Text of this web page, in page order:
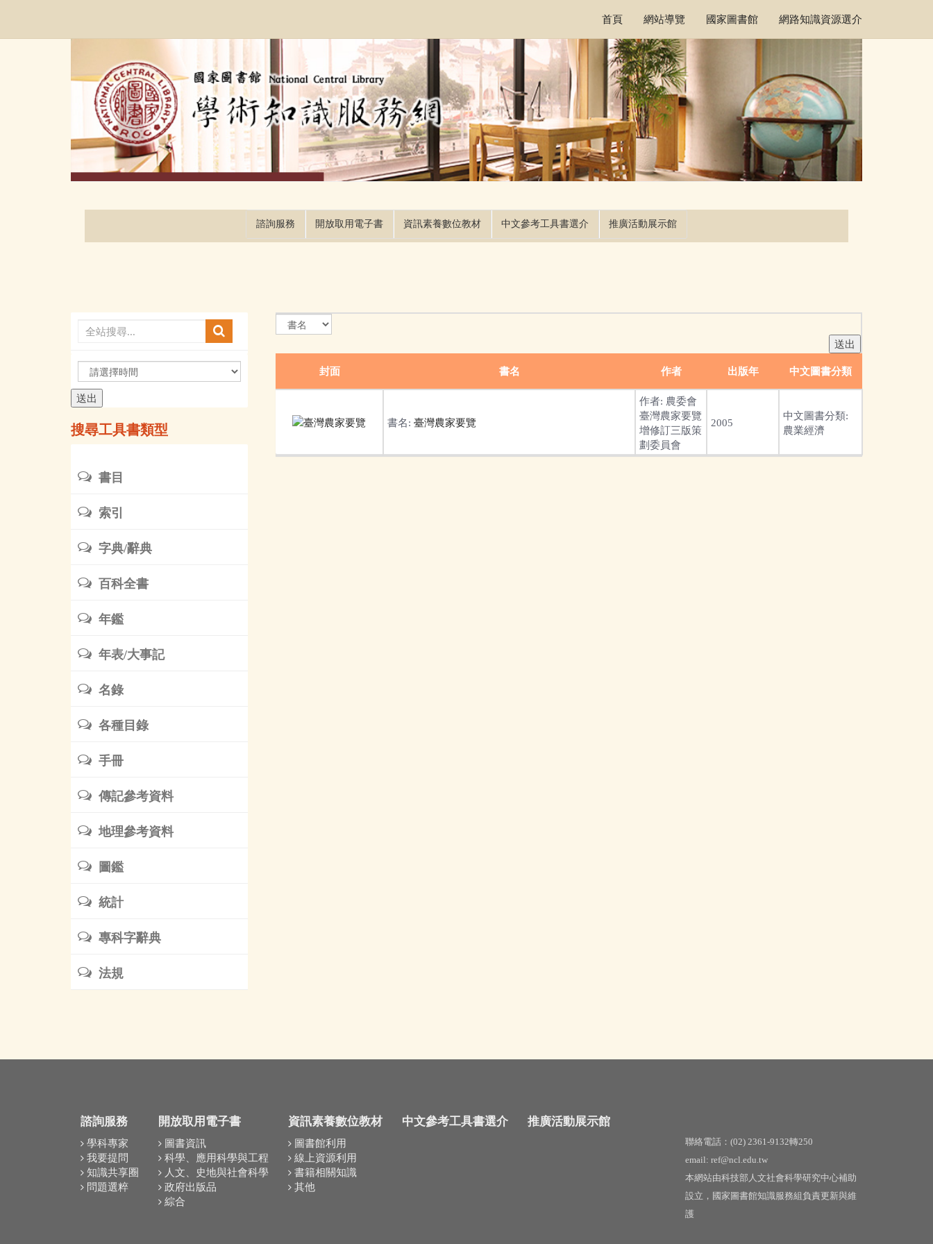
首頁
網站導覽 國家圖書館 網路知識資源選介
諮詢服務 開放取用電子書 資訊素養數位教材 中文參考工具書選介 推廣活動展示館
選
擇
時
間
搜尋工具書類型
書目
索引
字典/辭典
百科全書
年鑑
年表/大事記
名錄
各種目錄
手冊
傳記參考資料
地理參考資料
圖鑑
統計
專科字辭典
法規
封面 書名 作者 出版年 中文圖書分類
書名: 臺灣農家要覽
作者: 農委會
臺灣農家要覽
增修訂三版策
劃委員會
2005
中文圖書分類:
農業經濟
諮詢服務
學科專家
我要提問
知識共享圈
問題選粹
開放取用電子書
圖書資訊
科學、應用科學與工程
人文、史地與社會科學
政府出版品
綜合
資訊素養數位教材
圖書館利用
線上資源利用
書籍相關知識
其他
中文參考工具書選介 推廣活動展示館
聯絡電話：(02) 2361-9132轉250
email: ref@ncl.edu.tw
本網站由科技部人文社會科學研究中心補助
設立，國家圖書館知識服務組負責更新與維
護